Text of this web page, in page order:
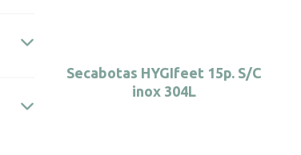
Secabotas HYGIfeet 15p. S/C
inox 304L